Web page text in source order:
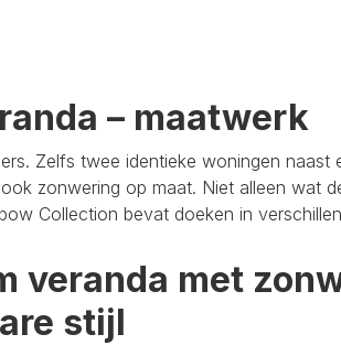
– maatwerk
Zelfs twee identieke woningen naast
zonwering op maat. Niet alleen wat
Collection bevat doeken in
veranda met
stijl